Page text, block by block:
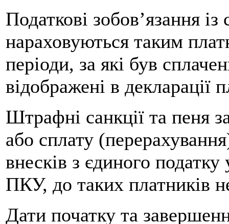
Податкові зобов’язання
нараховуються таким
періоди, за які був
відображені в декларації
Штрафні санкції та пеня
або сплату
внесків з єдиного
ПКУ, до таких платників
Дати початку та